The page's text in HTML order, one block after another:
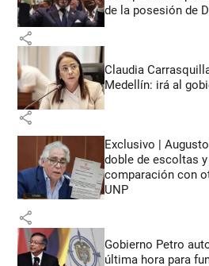
de la posesión de
share
Claudia
Medellín: irá al
share
Exclusivo |
doble de escoltas
comparación con
UNP
share
Gobierno Petro
última hora para